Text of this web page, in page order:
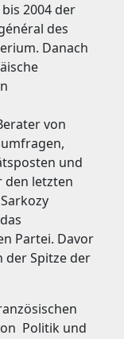
2004 der
des
Danach
von
und
den letzten
Partei. Davor
der Spitze der
Politik und